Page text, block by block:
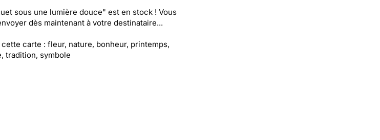
sous une lumière douce" est en stock ! Vous
dès maintenant à votre destinataire...
carte : fleur, nature, bonheur, printemps,
tradition, symbole